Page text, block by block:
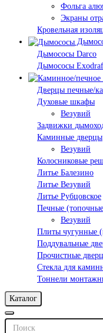
Фольга
Экраны
Кровельная
Дымососы Darco
Дымососы
Дверцы печные/
Духовые шкафы
Везувий
Задвижки
Каминные дверцы
Везувий
Колосниковые
Литье Балезино
Литье Везувий
Литье Рубцовское
Печные
Везувий
Плиты чугунные
Поддувальные
Прочистные
Стекла для
Тоннели
Каталог